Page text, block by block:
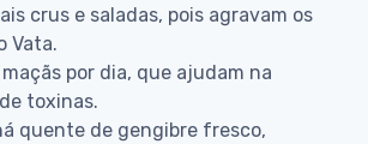
crus e saladas, pois agravam os
Vata.
por dia, que ajudam na
toxinas.
quente de gengibre fresco,